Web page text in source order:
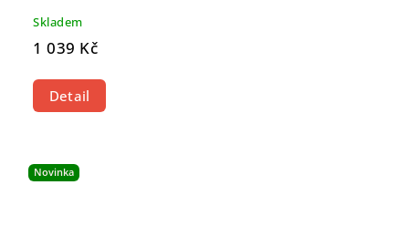
Skladem
1 039 Kč
Detail
Novinka